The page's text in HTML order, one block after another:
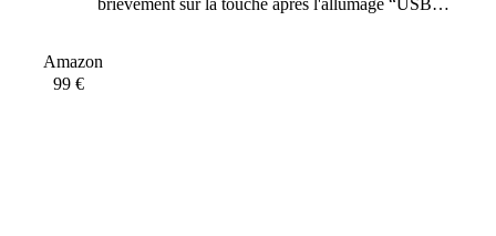
brièvement sur la touche après l'allumage “USB
Amazon
99 €